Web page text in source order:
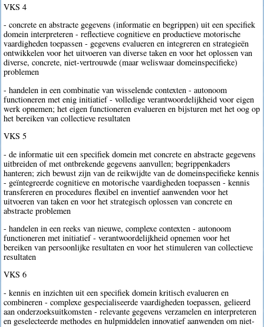
VKS 4
- concrete en abstracte gegevens (informatie en begrippen) uit een specifiek
domein interpreteren - reflectieve cognitieve en productieve motorische
vaardigheden toepassen - gegevens evalueren en integreren en strategieën
ontwikkelen voor het uitvoeren van diverse taken en voor het oplossen van
diverse, concrete, niet-vertrouwde (maar weliswaar domeinspecifieke)
problemen
- handelen in een combinatie van wisselende contexten - autonoom
functioneren met enig initiatief - volledige verantwoordelijkheid voor eigen
werk opnemen; het eigen functioneren evalueren en bijsturen met het oog op
het bereiken van collectieve resultaten
VKS 5
- de informatie uit een specifiek domein met concrete en abstracte gegevens
uitbreiden of met ontbrekende gegevens aanvullen; begrippenkaders
hanteren; zich bewust zijn van de reikwijdte van de domeinspecifieke kennis
- geïntegreerde cognitieve en motorische vaardigheden toepassen - kennis
transfereren en procedures flexibel en inventief aanwenden voor het
uitvoeren van taken en voor het strategisch oplossen van concrete en
abstracte problemen
- handelen in een reeks van nieuwe, complexe contexten - autonoom
functioneren met initiatief - verantwoordelijkheid opnemen voor het
bereiken van persoonlijke resultaten en voor het stimuleren van collectieve
resultaten
VKS 6
- kennis en inzichten uit een specifiek domein kritisch evalueren en
combineren - complexe gespecialiseerde vaardigheden toepassen, gelieerd
aan onderzoeksuitkomsten - relevante gegevens verzamelen en interpreteren
en geselecteerde methodes en hulpmiddelen innovatief aanwenden om niet-